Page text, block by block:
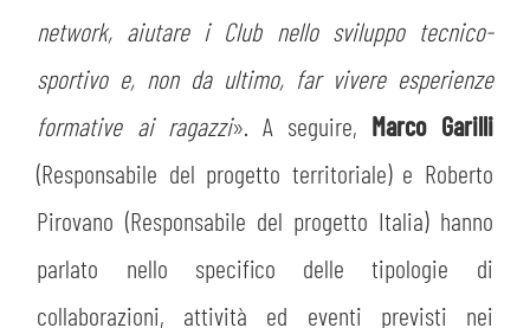
network, aiutare i Club nello sviluppo tecnico-
sportivo e, non da ultimo, far vivere esperienze
formative ai ragazzi». A seguire, Marco Garilli
(Responsabile del progetto territoriale) e Roberto
Pirovano (Responsabile del progetto Italia) hanno
parlato nello specifico delle tipologie di
collaborazioni, attività ed eventi previsti nei